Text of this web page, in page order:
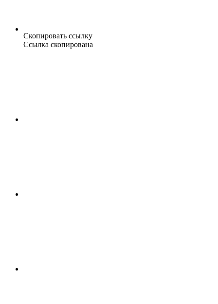
Скопировать ссылку
Ссылка скопирована